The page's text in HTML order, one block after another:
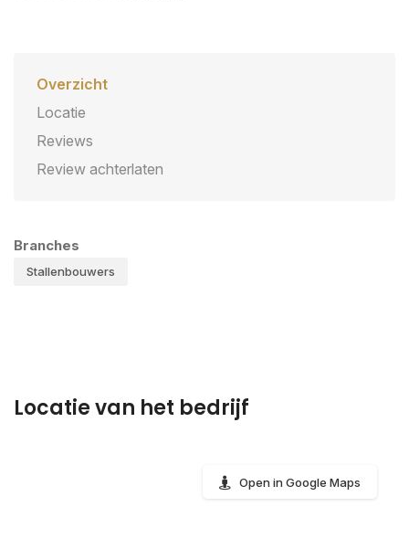
Overzicht
Locatie
Reviews
Review achterlaten
Branches
Stallenbouwers
Locatie van het bedrijf
Open in Google Maps